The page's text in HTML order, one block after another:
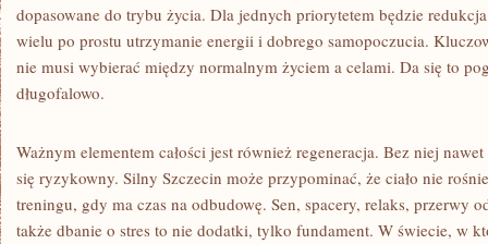
dopasowane do trybu życia. Dla jednych priorytetem będzie
wielu po prostu utrzymanie energii i dobrego samopoczucia.
nie musi wybierać między normalnym życiem a celami. Da się to
długofalowo.
Ważnym elementem całości jest również regeneracja. Bez niej
się ryzykowny. Silny Szczecin może przypominać, że ciało nie
treningu, gdy ma czas na odbudowę. Sen, spacery, relaks, przerwy
także dbanie o stres to nie dodatki, tylko fundament. W świecie, w